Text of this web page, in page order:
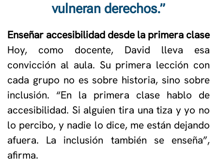
vulneran derechos.”
Enseñar accesibilidad desde la primera clase
Hoy, como docente, David lleva esa
convicción al aula. Su primera lección con
cada grupo no es sobre historia, sino sobre
inclusión. “En la primera clase hablo de
accesibilidad. Si alguien tira una tiza y yo no
lo percibo, y nadie lo dice, me están dejando
afuera. La inclusión también se enseña”,
afirma.